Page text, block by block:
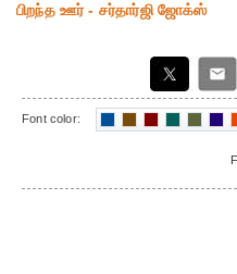
பிறந்த ஊர் - சர்தார்ஜி ஜோக்ஸ்
Font color: